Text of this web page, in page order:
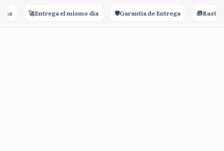
🚀Entrega el mismo día 🛡️Garantía de Entrega 🎁